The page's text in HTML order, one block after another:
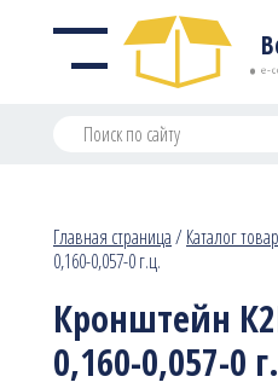
e-
Главная страница/Каталог
0,160-0,057-0 г.ц.
Кронштейн
0,160-0,057-0